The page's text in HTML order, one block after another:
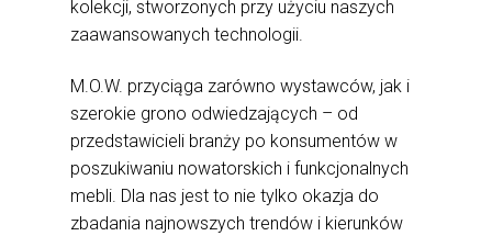
kolekcji, stworzonych przy użyciu naszych
zaawansowanych technologii.
M.O.W. przyciąga zarówno wystawców, jak i
szerokie grono odwiedzających – od
przedstawicieli branży po konsumentów w
poszukiwaniu nowatorskich i funkcjonalnych
mebli. Dla nas jest to nie tylko okazja do
zbadania najnowszych trendów i kierunków